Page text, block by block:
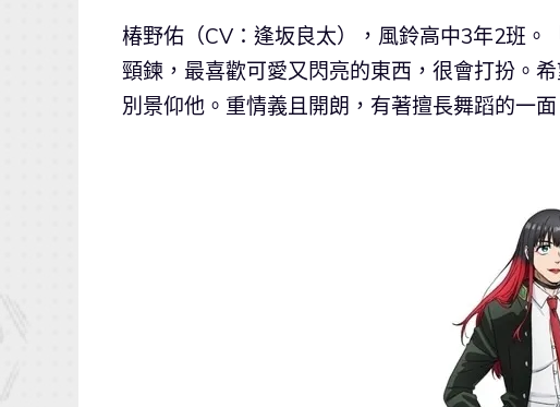
椿野佑（CV：逢坂良太），風鈴高中3年2班
頸鍊，最喜歡可愛又閃亮的東西，很會打扮。
別景仰他。重情義且開朗，有著擅長舞蹈的一面